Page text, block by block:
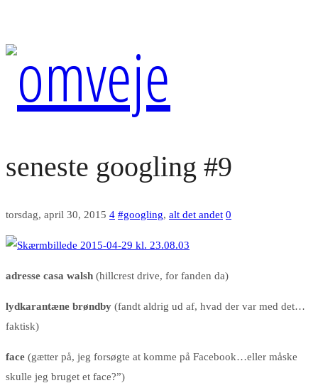
seneste googling #9
torsdag, april 30, 2015 4 #googling, alt det andet 0
adresse casa walsh (hillcrest drive, for fanden da)
lydkarantæne brøndby (fandt aldrig ud af, hvad der var med det…
faktisk)
face (gætter på, jeg forsøgte at komme på Facebook…eller måske
skulle jeg bruget et face?”)